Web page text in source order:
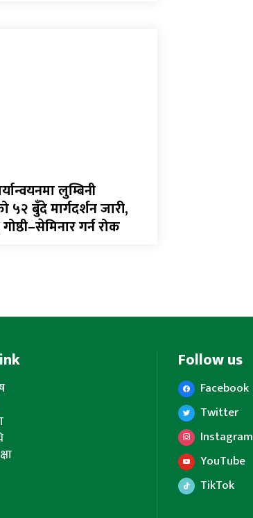
लुम्बिनी
५२ बुँदे मार्गदर्शन जारी,
गर्न रोक
Follow us
Facebook
Twitter
Instagram
YouTube
TikTok